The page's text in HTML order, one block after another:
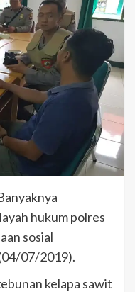
hukum polres
sosial
07/2019).
kelapa sawit